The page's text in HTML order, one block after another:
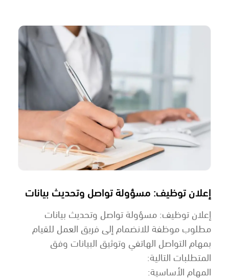
إعلان توظيف: مسؤولة تواصل وتحديث بيانات
إعلان توظيف: مسؤولة تواصل وتحديث بيانات
مطلوب موظفة للانضمام إلى فريق العمل للقيام
بمهام التواصل الهاتفي وتوثيق البيانات وفق
المتطلبات التالية:
المهام الأساسية: